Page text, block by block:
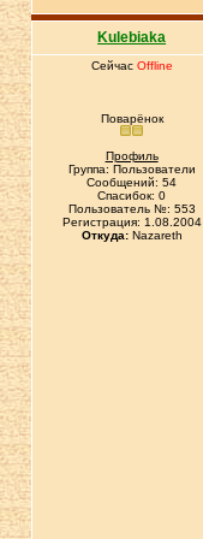
Kulebiaka
Сейчас Offline
Поварёнок
Профиль
Группа: Пользователи
Сообщений: 54
Спасибок: 0
Пользователь №: 553
Регистрация: 1.08.2004
Откуда:Nazareth